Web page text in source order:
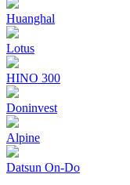
Huanghal
Lotus
HINO 300
Doninvest
Alpine
Datsun On-Do